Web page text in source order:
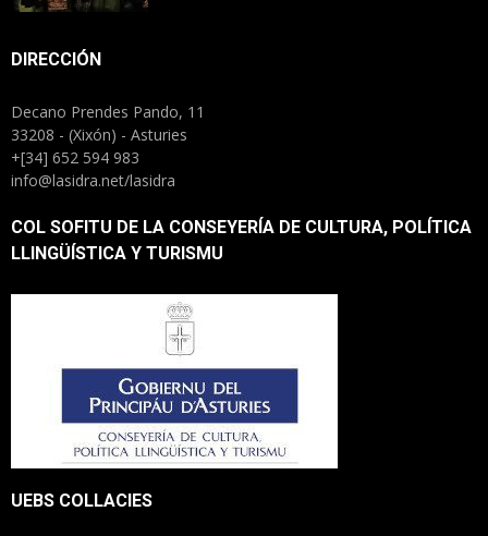
DIRECCIÓN
Decano Prendes Pando, 11
33208 - (Xixón) - Asturies
+[34] 652 594 983
info@lasidra.net/lasidra
COL SOFITU DE LA CONSEYERÍA DE CULTURA, POLÍTICA
LLINGÜÍSTICA Y TURISMU
UEBS COLLACIES